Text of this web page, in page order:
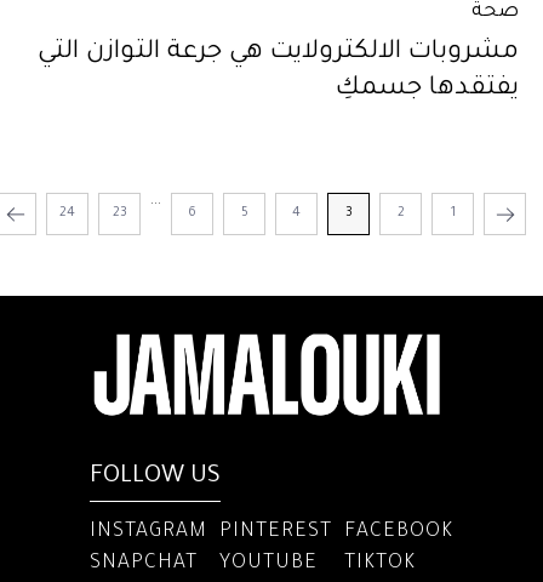
صحة
مشروبات الالكترولايت هي جرعة التوازن التي
يفتقدها جسمكِ
1
2
3
4
5
6
...
23
24
FOLLOW US
INSTAGRAM PINTEREST
FACEBOOK
SNAPCHAT
YOUTUBE
TIKTOK